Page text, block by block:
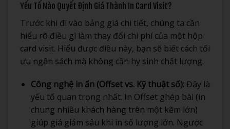
Yếu Tố Nào Quyết Định Giá Thành In Card Visit?
Trước khi đi vào bảng giá chi tiết, chúng ta cần
hiểu rõ điều gì làm thay đổi chi phí của một hộp
card visit. Hiểu được điều này, bạn sẽ biết cách tối
ưu ngân sách mà không cần hy sinh chất lượng.
Công nghệ in ấn (Offset vs. Kỹ thuật số):Đây là
yếu tố quan trọng nhất. In Offset ghép bài (in
chung nhiều khách hàng trên một kẽm lớn)
giúp giá giảm sâu khi in số lượng lớn. Ngược